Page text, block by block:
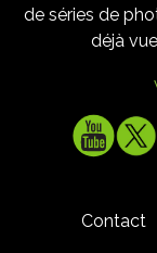
de séries de
déjà
Contact